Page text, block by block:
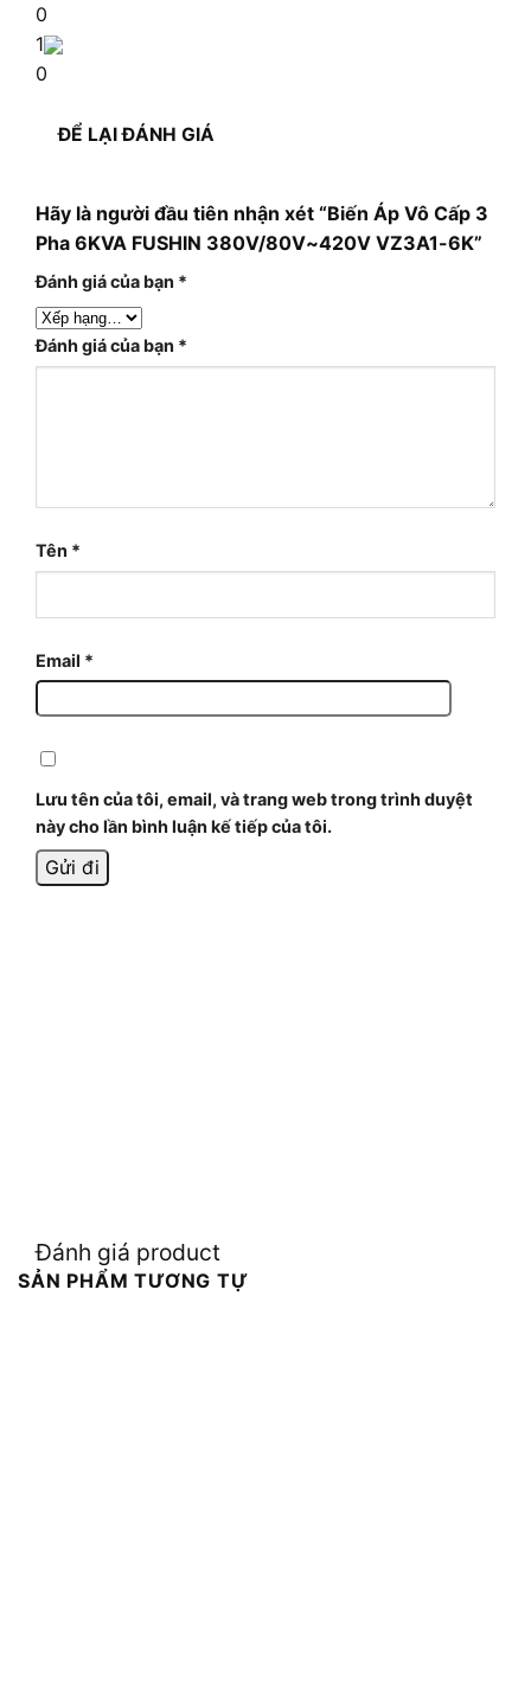
0
1
0
ĐỂ LẠI ĐÁNH GIÁ
Hãy là người đầu tiên nhận xét “Biến Áp Vô Cấp 3
Pha 6KVA FUSHIN 380V/80V~420V VZ3A1-6K”
Đánh giá của bạn *
Đánh giá của bạn *
Tên *
Email *
Lưu tên của tôi, email, và trang web trong trình duyệt
này cho lần bình luận kế tiếp của tôi.
Đánh giá product
SẢN PHẨM TƯƠNG TỰ